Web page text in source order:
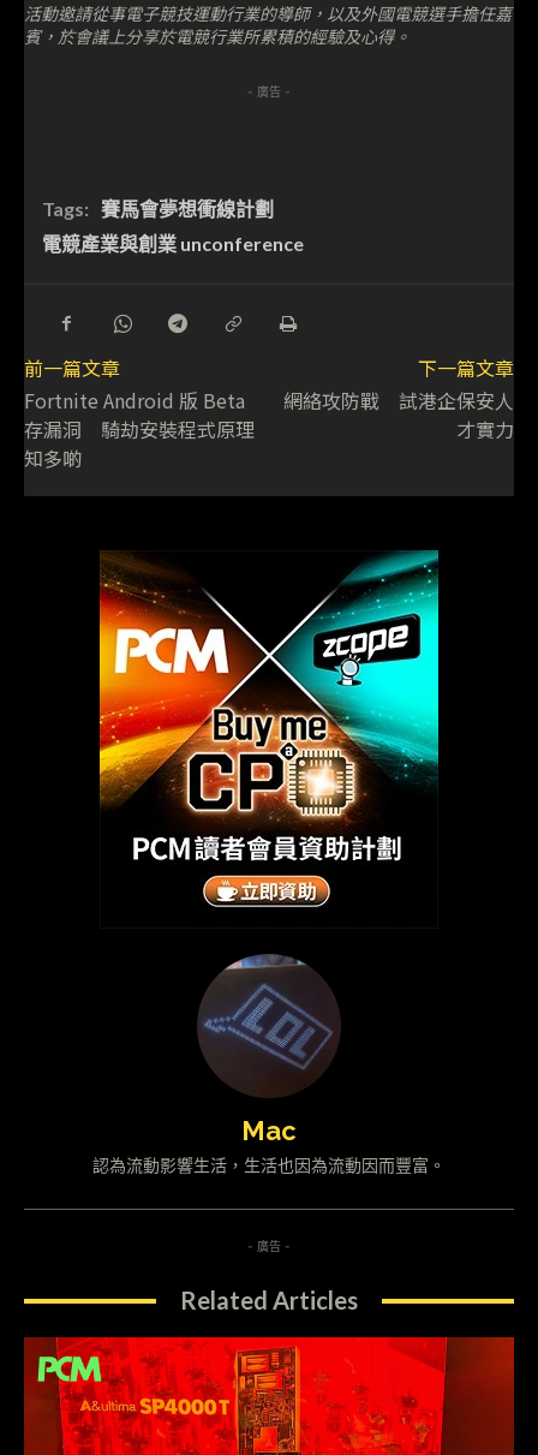
活動邀請從事電子競技運動行業的導師，以及外國電競選手擔任嘉
賓，於會議上分享於電競行業所累積的經驗及心得。
- 廣告 -
Tags: 賽馬會夢想衝線計劃
電競產業與創業 unconference
前一篇文章
Fortnite Android 版 Beta
存漏洞 騎劫安裝程式原理
知多啲
下一篇文章
網絡攻防戰 試港企保安人
才實力
Mac
認為流動影響生活，生活也因為流動因而豐富。
- 廣告 -
Related Articles